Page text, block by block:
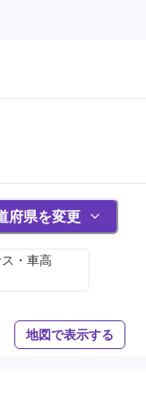
府県を変更
・車高
地図で表示する